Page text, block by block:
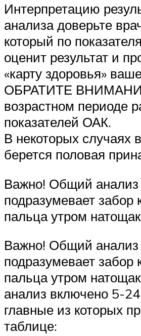
Интерпретацию
анализа доверьте
который по
оценит результат и
«карту здоровья»
ОБРАТИТЕ
возрастном периоде
показателей ОАК.
В некоторых случаях
берется половая
Важно! Общий анализ
подразумевает забор
пальца утром натощак
Важно! Общий анализ
подразумевает забор
пальца утром
анализ включено 5-24
главные из которых
таблице: